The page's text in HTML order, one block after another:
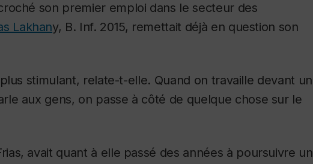
son premier emploi dans le secteur des
Lakhany, B. Inf. 2015, remettait déjà en question son
plus stimulant, relate-t-elle. Quand on travaille devant un
aux gens, on passe à côté de quelque chose sur le
avait quant à elle passé des années à poursuivre un